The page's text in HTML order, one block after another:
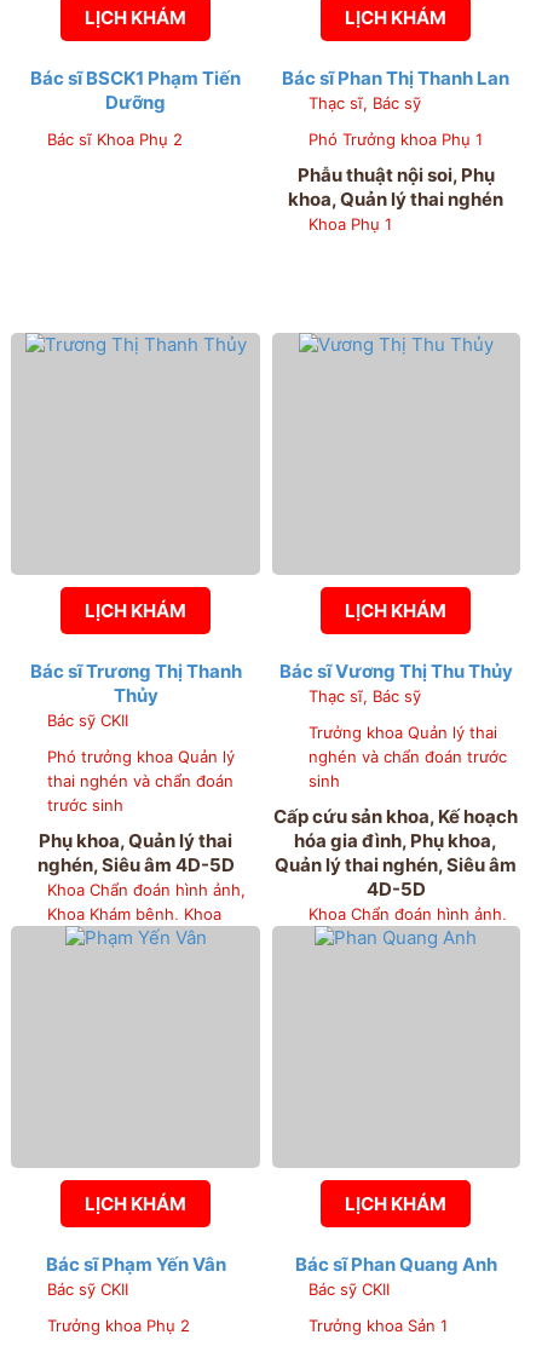
LỊCH KHÁM
Bác sĩ BSCK1 Phạm Tiến
Dưỡng
Bác sĩ Khoa Phụ 2
LỊCH KHÁM
Bác sĩ Phan Thị Thanh Lan
Thạc sĩ, Bác sỹ
Phó Trưởng khoa Phụ 1
Phẫu thuật nội soi, Phụ
khoa, Quản lý thai nghén
Khoa Phụ 1
LỊCH KHÁM
Bác sĩ Trương Thị Thanh
Thủy
Bác sỹ CKII
Phó trưởng khoa Quản lý
thai nghén và chẩn đoán
trước sinh
Phụ khoa, Quản lý thai
nghén, Siêu âm 4D-5D
Khoa Chẩn đoán hình ảnh,
Khoa Khám bệnh, Khoa
Quản lý thai nghén và chẩn
LỊCH KHÁM
Bác sĩ Vương Thị Thu Thủy
Thạc sĩ, Bác sỹ
Trưởng khoa Quản lý thai
nghén và chẩn đoán trước
sinh
Cấp cứu sản khoa, Kế hoạch
hóa gia đình, Phụ khoa,
Quản lý thai nghén, Siêu âm
4D-5D
Khoa Chẩn đoán hình ảnh,
Khoa Khám bệnh, Khoa
LỊCH KHÁM
Bác sĩ Phạm Yến Vân
Bác sỹ CKII
Trưởng khoa Phụ 2
LỊCH KHÁM
Bác sĩ Phan Quang Anh
Bác sỹ CKII
Trưởng khoa Sản 1